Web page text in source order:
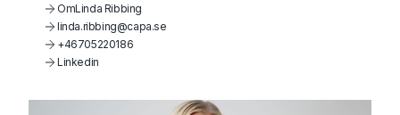
OmLinda Ribbing
linda.ribbing@capa.se
+46705220186
Linkedin